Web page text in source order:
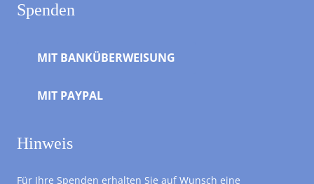
Spenden
MIT BANKÜBERWEISUNG
MIT PAYPAL
Hinweis
Für Ihre Spenden erhalten Sie auf Wunsch eine